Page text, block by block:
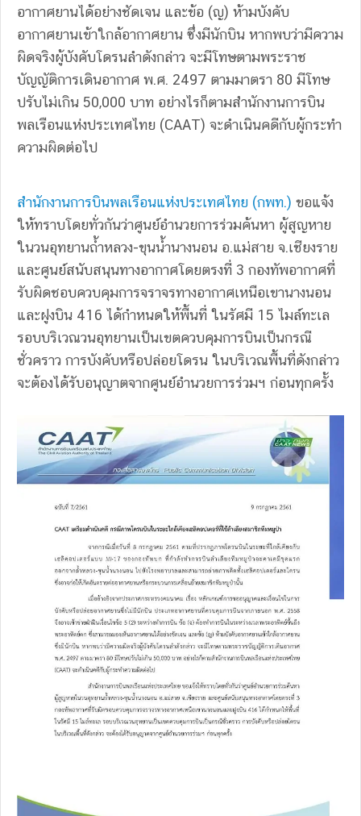
อากาศยานได้อย่างชัดเจน และข้อ (ญ) ห้ามบังคับ
อากาศยานเข้าใกล้อากาศยาน ซึ่งมีนักบิน หากพบว่ามีความ
ผิดจริงผู้บังคับโดรนลําดังกล่าว จะมีโทษตามพระราช
บัญญัติการเดินอากาศ พ.ศ. 2497 ตามมาตรา 80 มีโทษ
ปรับไม่เกิน 50,000 บาท อย่างไรก็ตามสํานักงานการบิน
พลเรือนแห่งประเทศไทย (CAAT) จะดําเนินคดีกับผู้กระทํา
ความผิดต่อไป
สํานักงานการบินพลเรือนแห่งประเทศไทย (กพท.) ขอแจ้ง
ให้ทราบโดยทั่วกันว่าศูนย์อํานวยการร่วมค้นหา ผู้สูญหาย
ในวนอุทยานถ้ำหลวง-ขุนน้ํานางนอน อ.แม่สาย จ.เชียงราย
และศูนย์สนับสนุนทางอากาศโดยตรงที่ 3 กองทัพอากาศที่
รับผิดชอบควบคุมการจราจรทางอากาศเหนือเขานางนอน
และฝูงบิน 416 ได้กําหนดให้พื้นที่ ในรัศมี 15 ไมล์ทะเล
รอบบริเวณวนอุทยานเป็นเขตควบคุมการบินเป็นกรณี
ชั่วคราว การบังคับหรือปล่อยโดรน ในบริเวณพื้นที่ดังกล่าว
จะต้องได้รับอนุญาตจากศูนย์อํานวยการร่วมฯ ก่อนทุกครั้ง